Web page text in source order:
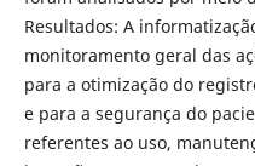
Resultados: A
monitoramento geral das
para a otimização do
e para a segurança do
referentes ao uso,